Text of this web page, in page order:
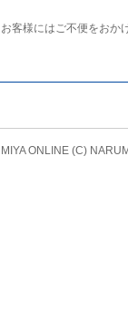
お客様にはご不便をおか